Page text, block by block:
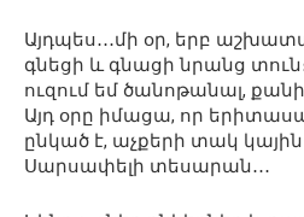
Այդպես․․․մի օր, երբ
գնեցի և գնացի նրանց
ուզում եմ ծանոթանալ,
Այդ օրը իմացա, որ
ընկած է, աչքերի տակ
Սարսափելի տեսարան․․․